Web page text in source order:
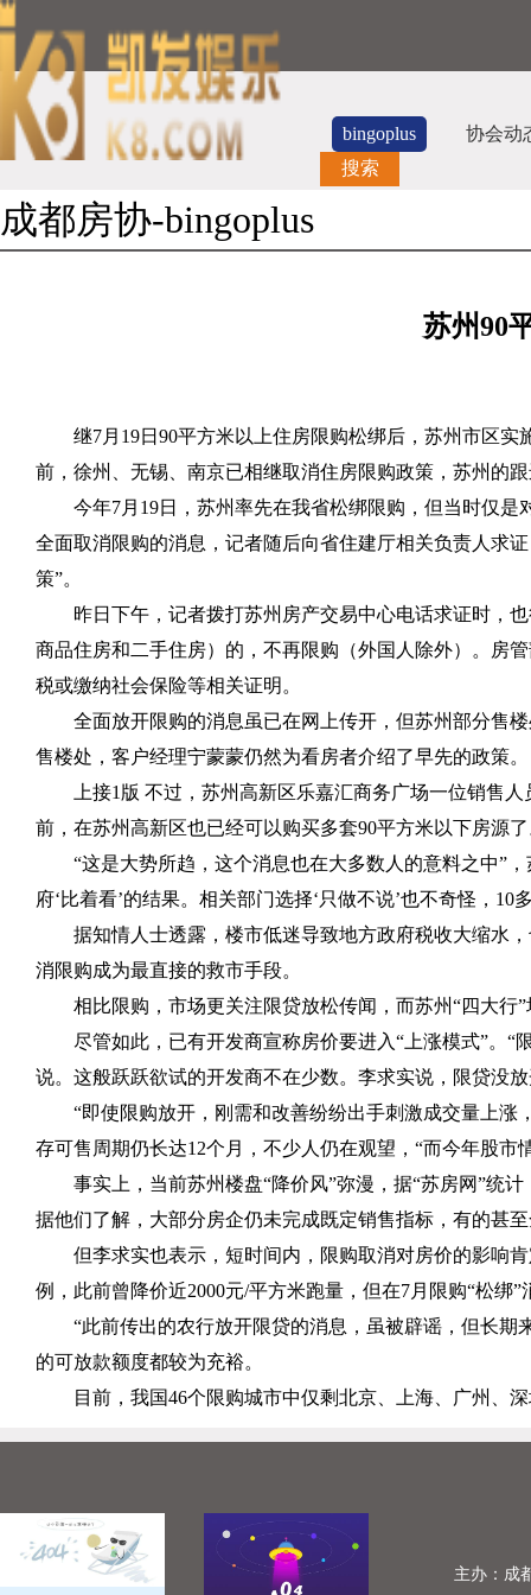
bingoplus
协会动
搜索
成都房协-bingoplus
苏州90
继7月 19日 90平方米以上住房限购松绑后，苏州市区实
前，徐州、无锡、南京已相继取消住房限购政策，苏州的
今年7月 19日，苏州率先在我省松绑限购，但当时仅是
全面取消限购的消息，记者随后向省住建厅相关负责人求
策”。
昨日下午，记者拨打苏州房产交易中心电话求证时，
商品住房和二手住房）的，不再限购（外国人除外）。房
税或缴纳社会保险等相关证明。
全面放开限购的消息虽已在网上传开，但苏州部分售
售楼处，客户经理宁蒙蒙仍然为看房者介绍了早先的政策
上接1 版 不过，苏州高新区乐嘉汇商务广场一位销售
前，在苏州高新区也已经可以购买多套90平方米以下房源
“这是大势所趋，这个消息也在大多数人的意料之中”
府‘比着看’的结果。相关部门选择‘只做不说’也不奇怪， 10
据知情人士透露，楼市低迷导致地方政府税收大缩水
消限购成为最直接的救市手段。
相比限购，市场更关注限贷放松传闻，而苏州“四大行
尽管如此，已有开发商宣称房价要进入“上涨模式”。
说。这般跃跃欲试的开发商不在少数。李求实说，限贷没
“即使限购放开，刚需和改善纷纷出手刺激成交量上
存可售周期仍长达12个月，不少人仍在观望，“而今年股市
事实上，当前苏州楼盘“降价风”弥漫，据“苏房网”统计
据他们了解，大部分房企仍未完成既定销售指标，有的甚
但李求实也表示，短时间内，限购取消对房价的影响
例，此前曾降价近2000元/平方米跑量，但在7月限购“松绑
“此前传出的农行放开限贷的消息，虽被辟谣，但长
的可放款额度都较为充裕。
目前，我国46个限购城市中仅剩北京、上海、广州、
主办：成